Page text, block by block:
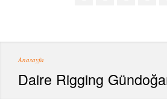
Anasayfa
Daire Rigging